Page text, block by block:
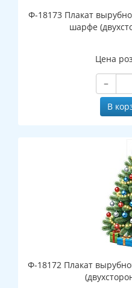
Ф-18173 Плакат
шарфе
Цена
−
В
Ф-18172 Плакат